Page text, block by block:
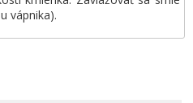
vápnika).